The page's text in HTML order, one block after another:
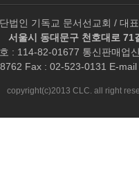
법인 기독교 문서선교회 / 대
서울시 동대문구 천호대로 71
: 114-82-01677 통신판매업
Fax : 02-523-0131 E-mail
copyright(c)2013 CLC. all right